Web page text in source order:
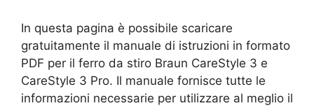
In questa pagina è possibile scaricare
gratuitamente il manuale di istruzioni in formato
PDF per il ferro da stiro Braun CareStyle 3 e
CareStyle 3 Pro. Il manuale fornisce tutte le
informazioni necessarie per utilizzare al meglio il